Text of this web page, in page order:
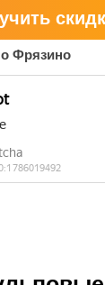
Фрязино